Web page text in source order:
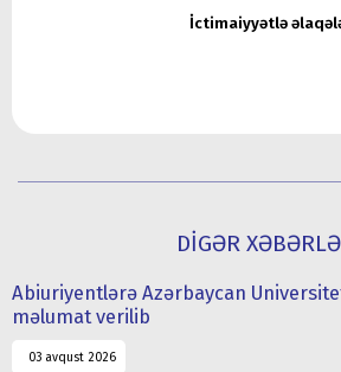
İctimaiyyətlə
DİGƏR
Abiuriyentlərə Azərbaycan
məlumat verilib
03 avqust 2026